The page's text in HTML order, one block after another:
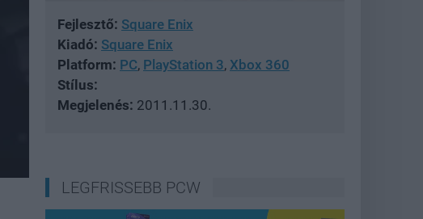
Fejlesztő: Square Enix
Kiadó: Square Enix
Platform: PC, PlayStation 3, Xbox 360
Stílus:
Megjelenés: 2011.11.30.
LEGFRISSEBB PCW